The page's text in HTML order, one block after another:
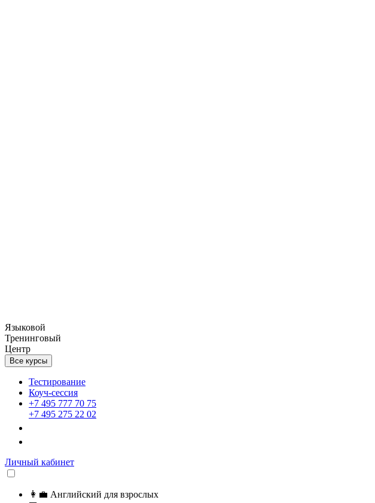
Языковой
Тренинговый
Центр
Все курсы
Тестирование
Коуч-сессия
+7 495 777 70 75
+7 495 275 22 02
Личный кабинет
👩‍💼 Английский для взрослых